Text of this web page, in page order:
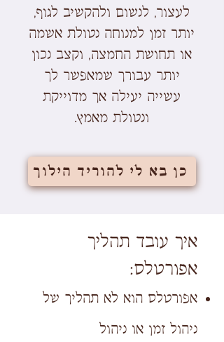
לעצור, לנשום ולהקשיב לגוף,
יותר זמן למנוחה נטולת אשמה
או תחושת החמצה, וקצב נכון
יותר עבורך שמאפשר לך
עשייה יעילה אך מדוייקת
ונטולת מאמץ.
כן בא לי להוריד הילוך
איך עובד תהליך
אפורטלס:
אפורטלס הוא לא תהליך של
ניהול זמן או ניהול